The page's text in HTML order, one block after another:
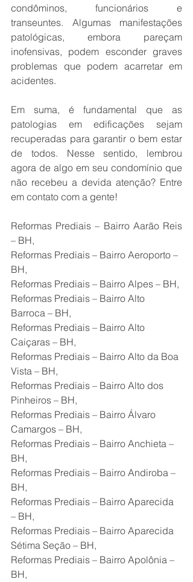
condôminos, funcionários e
transeuntes. Algumas manifestações
patológicas, embora pareçam
inofensivas, podem esconder graves
problemas que podem acarretar em
acidentes.
Em suma, é fundamental que as
patologias em edificações sejam
recuperadas para garantir o bem estar
de todos. Nesse sentido, lembrou
agora de algo em seu condomínio que
não recebeu a devida atenção? Entre
em contato com a gente!
Reformas Prediais – Bairro Aarão Reis
– BH,
Reformas Prediais – Bairro Aeroporto –
BH,
Reformas Prediais – Bairro Alpes – BH,
Reformas Prediais – Bairro Alto
Barroca – BH,
Reformas Prediais – Bairro Alto
Caiçaras – BH,
Reformas Prediais – Bairro Alto da Boa
Vista – BH,
Reformas Prediais – Bairro Alto dos
Pinheiros – BH,
Reformas Prediais – Bairro Álvaro
Camargos – BH,
Reformas Prediais – Bairro Anchieta –
BH,
Reformas Prediais – Bairro Andiroba –
BH,
Reformas Prediais – Bairro Aparecida
– BH,
Reformas Prediais – Bairro Aparecida
Sétima Seção – BH,
Reformas Prediais – Bairro Apolônia –
BH,